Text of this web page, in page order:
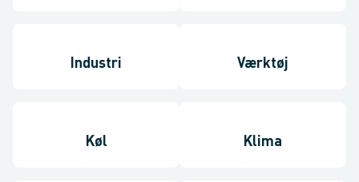
Industri Værktøj
Køl Klima